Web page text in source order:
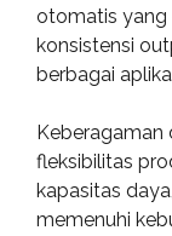
otomatis yang
konsistensi
berbagai
Keberagaman
fleksibilitas
kapasitas
memenuhi